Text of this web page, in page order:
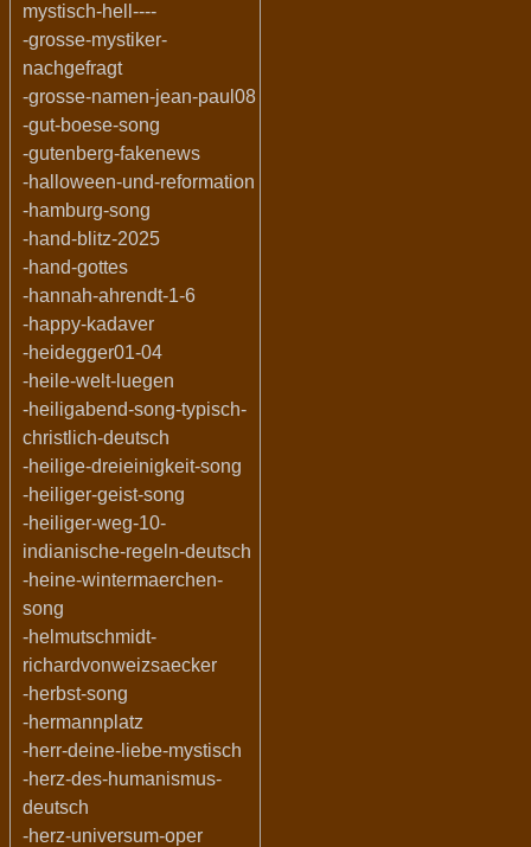
mystisch-hell----
-grosse-mystiker-
nachgefragt
-grosse-namen-jean-paul08
-gut-boese-song
-gutenberg-fakenews
-halloween-und-reformation
-hamburg-song
-hand-blitz-2025
-hand-gottes
-hannah-ahrendt-1-6
-happy-kadaver
-heidegger01-04
-heile-welt-luegen
-heiligabend-song-typisch-
christlich-deutsch
-heilige-dreieinigkeit-song
-heiliger-geist-song
-heiliger-weg-10-
indianische-regeln-deutsch
-heine-wintermaerchen-
song
-helmutschmidt-
richardvonweizsaecker
-herbst-song
-hermannplatz
-herr-deine-liebe-mystisch
-herz-des-humanismus-
deutsch
-herz-universum-oper